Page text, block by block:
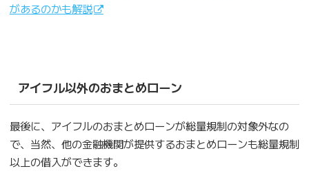
があるのかも解説
アイフル以外のおまとめローン
最後に、アイフルのおまとめローンが総量規制の対象外なの
で、当然、他の金融機関が提供するおまとめローンも総量規制
以上の借入ができます。